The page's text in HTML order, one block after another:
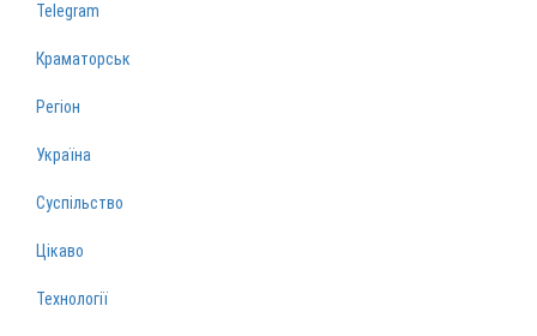
Telegram
Краматорськ
Регіон
Україна
Суспільство
Цікаво
Технології